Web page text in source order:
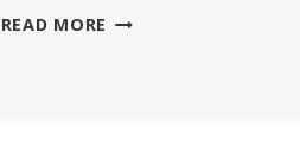
READ MORE GARDASIL-